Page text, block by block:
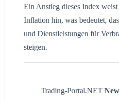
Ein Anstieg dieses Index
Inflation hin, was bedeutet,
und Dienstleistungen für
steigen.
Trading-Portal.NET